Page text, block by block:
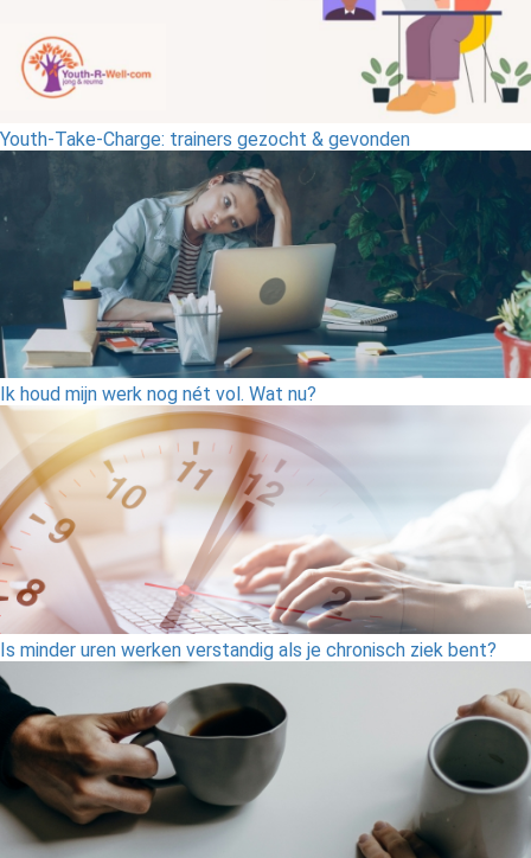
Youth-Take-Charge: trainers gezocht & gevonden
Ik houd mijn werk nog nét vol. Wat nu?
Is minder uren werken verstandig als je chronisch ziek bent?